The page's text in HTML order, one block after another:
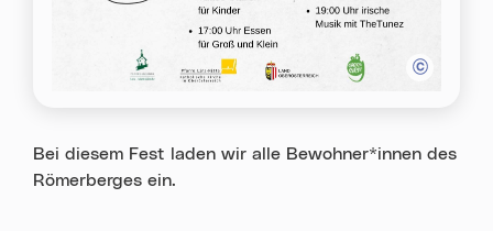
Bei diesem Fest laden wir alle Bewohner*innen des
Römerberges ein.